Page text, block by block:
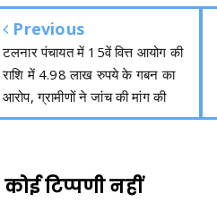
Previous
टलनार पंचायत में 15वें वित्त आयोग की
राशि में 4.98 लाख रुपये के गबन का
आरोप, ग्रामीणों ने जांच की मांग की
कोई टिप्पणी नहीं